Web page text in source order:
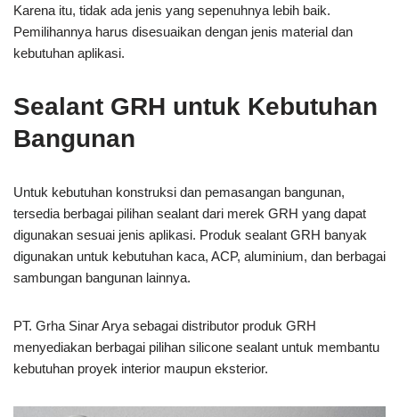
Karena itu, tidak ada jenis yang sepenuhnya lebih baik.
Pemilihannya harus disesuaikan dengan jenis material dan
kebutuhan aplikasi.
Sealant GRH untuk Kebutuhan
Bangunan
Untuk kebutuhan konstruksi dan pemasangan bangunan,
tersedia berbagai pilihan sealant dari merek GRH yang dapat
digunakan sesuai jenis aplikasi. Produk sealant GRH banyak
digunakan untuk kebutuhan kaca, ACP, aluminium, dan berbagai
sambungan bangunan lainnya.
PT. Grha Sinar Arya sebagai distributor produk GRH
menyediakan berbagai pilihan silicone sealant untuk membantu
kebutuhan proyek interior maupun eksterior.